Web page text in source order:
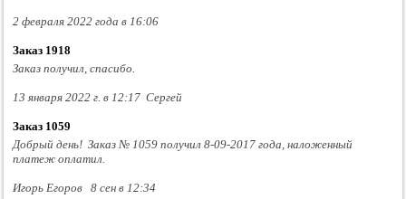
2 февраля 2022 года в 16:06
Заказ 1918
Заказ получил, спасибо.
13 января 2022 г. в 12:17 Сергей
Заказ 1059
Добрый день! Заказ № 1059 получил 8-09-2017 года, наложенный
платеж оплатил.
Игорь Егоров 8 сен в 12:34